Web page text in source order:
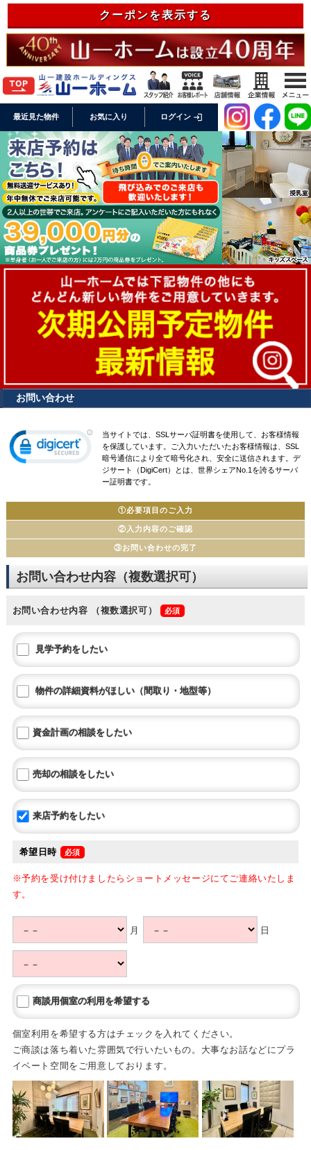
クーポンを表示する
最近見た物件 お気に入り ログイン login
お問い合わせ
当サイトでは、SSLサーバ証明書を使用して、お客様情報
を保護しています。ご入力いただいたお客様情報は、SSL
暗号通信により全て暗号化され、安全に送信されます。デ
ジサート（DigiCert）とは、世界シェアNo.1を誇るサーバ
ー証明書です。
①必要項目のご入力
②入力内容のご確認
③お問い合わせの完了
お問い合わせ内容（複数選択可）
お問い合わせ内容 （複数選択可）
見学予約をしたい
物件の詳細資料がほしい（間取り・地型等）
資金計画の相談をしたい
売却の相談をしたい
来店予約をしたい
希望日時
※予約を受け付けましたらショートメッセージにてご連絡いたしま
す。
月 日
商談用個室の利用を希望する
個室利用を希望する方はチェックを入れてください。
ご商談は落ち着いた雰囲気で行いたいもの。大事なお話などにプラ
イベート空間をご用意しております。